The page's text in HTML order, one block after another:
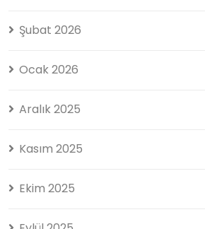
Şubat 2026
Ocak 2026
Aralık 2025
Kasım 2025
Ekim 2025